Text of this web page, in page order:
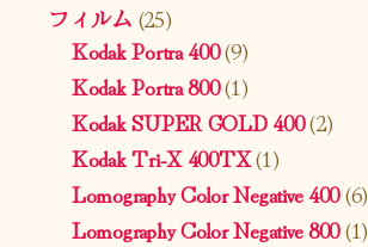
フィルム (25)
Kodak Portra 400(9)
Kodak Portra 800(1)
Kodak SUPER GOLD 400(2)
Kodak Tri-X 400TX(1)
Lomography Color Negative 400(6)
Lomography Color Negative 800(1)